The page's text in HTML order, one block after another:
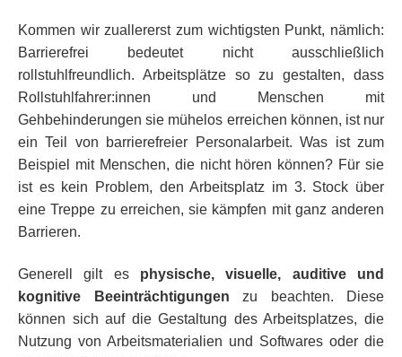
Kommen wir zuallererst zum wichtigsten Punkt, nämlich:
Barrierefrei bedeutet nicht ausschließlich
rollstuhlfreundlich. Arbeitsplätze so zu gestalten, dass
Rollstuhlfahrer:innen und Menschen mit
Gehbehinderungen sie mühelos erreichen können, ist nur
ein Teil von barrierefreier Personalarbeit. Was ist zum
Beispiel mit Menschen, die nicht hören können? Für sie
ist es kein Problem, den Arbeitsplatz im 3. Stock über
eine Treppe zu erreichen, sie kämpfen mit ganz anderen
Barrieren.
Generell gilt es physische, visuelle, auditive und
kognitive Beeinträchtigungen zu beachten. Diese
können sich auf die Gestaltung des Arbeitsplatzes, die
Nutzung von Arbeitsmaterialien und Softwares oder die